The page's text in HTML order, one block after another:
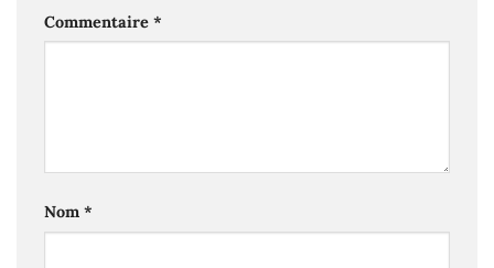
Commentaire *
Nom *